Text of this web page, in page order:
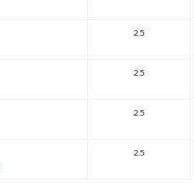
2.5
2.5
2.5
2.5